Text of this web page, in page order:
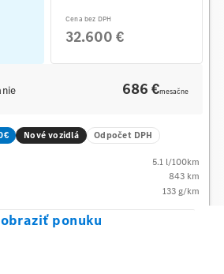
Cena bez DPH
32.600 €
686 €mesačne
Nové vozidlá Odpočet DPH
5.1 l/100km
843 km
133 g/km
ponuku